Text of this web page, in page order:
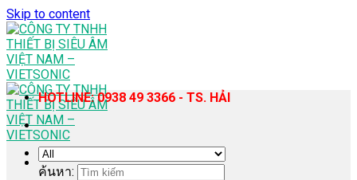
Skip to content
HOTLINE: 0938 49 3366 - TS. HẢI
ค้นหา: